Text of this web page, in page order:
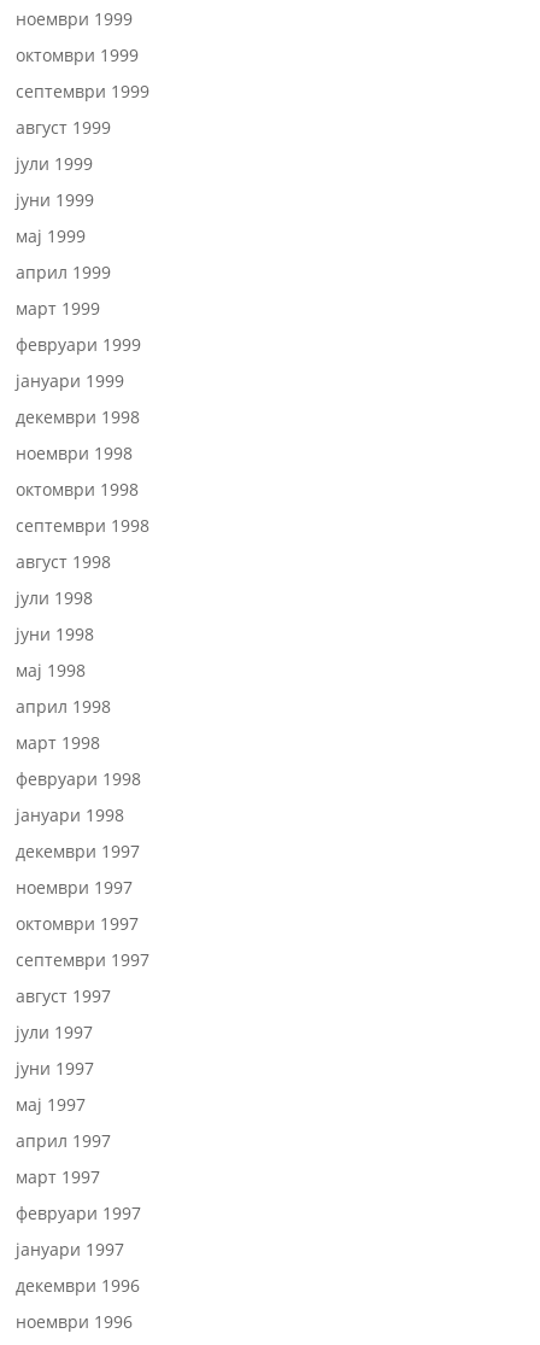
ноември 1999
октомври 1999
септември 1999
август 1999
јули 1999
јуни 1999
мај 1999
април 1999
март 1999
февруари 1999
јануари 1999
декември 1998
ноември 1998
октомври 1998
септември 1998
август 1998
јули 1998
јуни 1998
мај 1998
април 1998
март 1998
февруари 1998
јануари 1998
декември 1997
ноември 1997
октомври 1997
септември 1997
август 1997
јули 1997
јуни 1997
мај 1997
април 1997
март 1997
февруари 1997
јануари 1997
декември 1996
ноември 1996